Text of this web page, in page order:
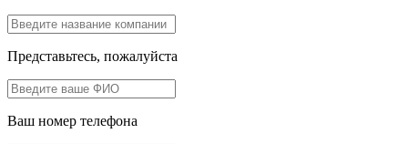
Представьтесь, пожалуйста
Ваш номер телефона